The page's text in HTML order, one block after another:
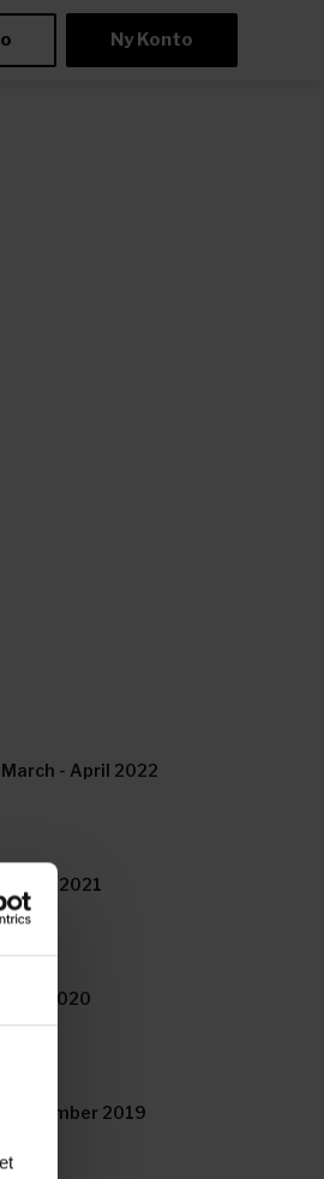
Ny Konto
March - April 2022
March 2021
April 2020
September 2019